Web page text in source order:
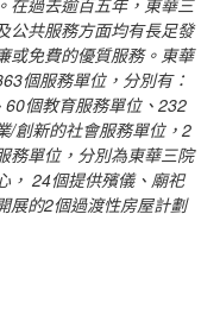
在過去逾百五年，東華三
公共服務方面均有長足發
或免費的優質服務。東華
個服務單位，分別有：
60個教育服務單位、 232
/創新的社會服務單位， 2
務單位，分別為東華三院
， 24個提供殯儀、廟祀
展的2個過渡性房屋計劃